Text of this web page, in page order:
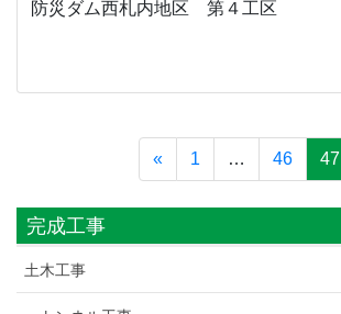
防災ダム西札内地区 第４工区
« 1 … 46 47
完成工事
土木工事